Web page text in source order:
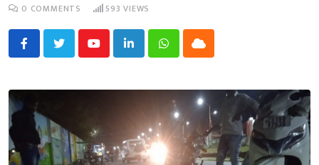
0 COMMENTS 593 VIEWS
YoutubeLinkedInWhatsappCloud